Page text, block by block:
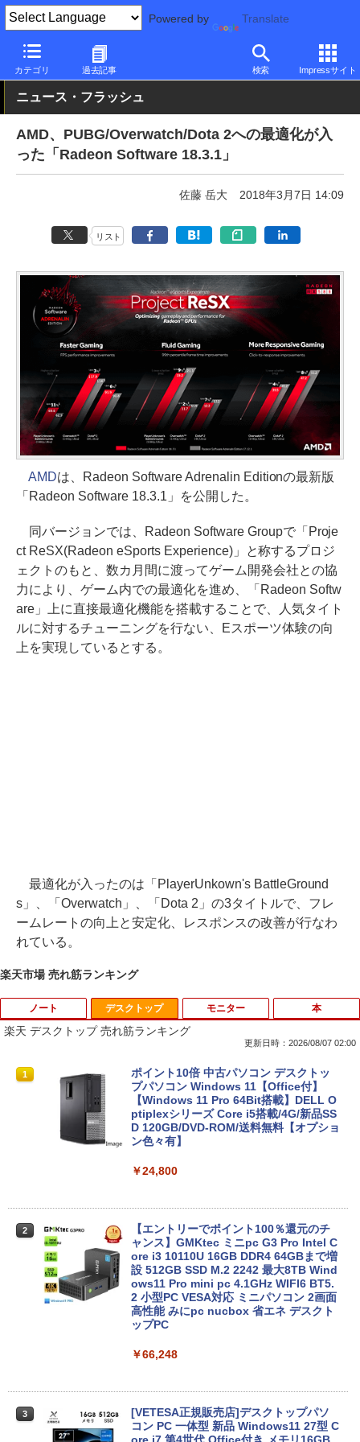
Powered by Translate
カテゴリ 過去記事 検索 Impressサイト
PC Watch 半導体/周辺機器
ニュース・フラッシュ
AMD、PUBG/Overwatch/Dota 2への最適化が入
った「Radeon Software 18.3.1」
佐藤 岳大 2018年3月7日 14:09
リスト
AMDは、Radeon Software Adrenalin Editionの最新版
「Radeon Software 18.3.1」を公開した。
同バージョンでは、Radeon Software Groupで「Proje
ct ReSX(Radeon eSports Experience)」と称するプロジ
ェクトのもと、数カ月間に渡ってゲーム開発会社との協
力により、ゲーム内での最適化を進め、「Radeon Softw
are」上に直接最適化機能を搭載することで、人気タイト
ルに対するチューニングを行ない、Eスポーツ体験の向
上を実現しているとする。
最適化が入ったのは「PlayerUnkown's BattleGround
s」、「Overwatch」、「Dota 2」の3タイトルで、フレ
ームレートの向上と安定化、レスポンスの改善が行なわ
れている。
楽天市場 売れ筋ランキング
ノート
1
iiyama / ノートPC ゲーミングPC / Note
book Clevo W350SS_370SS / 第4世代C
ore i7 / グラフィックボード NVIDIA Cor
poration GM107M [GeForce GTX 860
M] 2GB / 光学ドライブ CDDVDW SN-20
8FB / メモリ 8GB【中古品】
￥11,000
2
Panasonic CF-SV8RDAVS Core i5 836
5U 1.6GHz/8GB/256GB(SSD)/Multi/12.1
W/WUXGA(1920x1200)/Win11 パーム変
色あり【中古】【20260729】
￥13,300
中古ノートパソコン 中古PC Windows11
ラ ドライブ 選択可 Bluetooth 型落ちモ
デル ノートPC 有名メーカー
デスクトップ
楽天 デスクトップ 売れ筋ランキング
更新日時：2026/08/07 02:00
1
ポイント10倍 中古パソコン デスクトッ
プパソコン Windows 11【Office付】
【Windows 11 Pro 64Bit搭載】DELL O
ptiplexシリーズ Core i5搭載/4G/新品SS
D 120GB/DVD-ROM/送料無料【オプショ
ン色々有】
￥24,800
2
【エントリーでポイント100％還元のチ
ャンス】GMKtec ミニpc G3 Pro Intel C
ore i3 10110U 16GB DDR4 64GBまで増
設 512GB SSD M.2 2242 最大8TB Wind
ows11 Pro mini pc 4.1GHz WIFI6 BT5.
2 小型PC VESA対応 ミニパソコン 2画面
高性能 みにpc nucbox 省エネ デスクト
ップPC
￥66,248
3
[VETESA正規販売店]デスクトップパソ
コン PC 一体型 新品 Windows11 27型 C
モニター 本